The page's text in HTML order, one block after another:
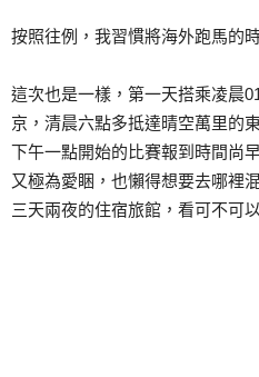
按照往例，我習慣將海外跑馬的
這次也是一樣，第一天搭乘凌晨
京，清晨六點多抵達晴空萬里的
下午一點開始的比賽報到時間尚
又極為愛睏，也懶得想要去哪裡
三天兩夜的住宿旅館，看可不可